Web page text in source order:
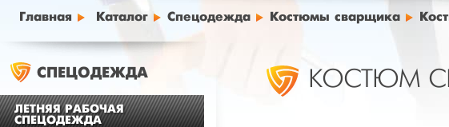
Главная Каталог Спецодежда Костюмы сварщика
СПЕЦОДЕЖДА
ЛЕТНЯЯ РАБОЧАЯ
СПЕЦОДЕЖДА
КОСТЮМ